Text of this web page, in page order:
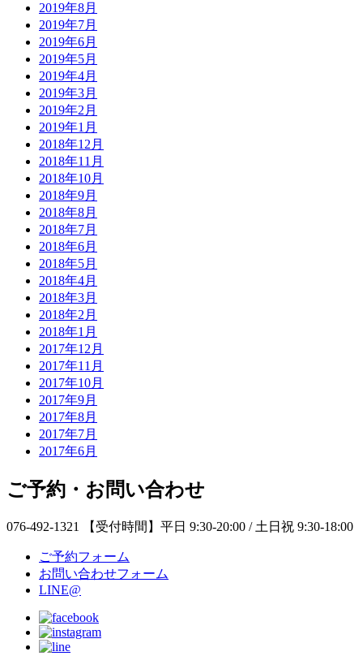
2019年8月
2019年7月
2019年6月
2019年5月
2019年4月
2019年3月
2019年2月
2019年1月
2018年12月
2018年11月
2018年10月
2018年9月
2018年8月
2018年7月
2018年6月
2018年5月
2018年4月
2018年3月
2018年2月
2018年1月
2017年12月
2017年11月
2017年10月
2017年9月
2017年8月
2017年7月
2017年6月
ご予約・お問い合わせ
076-492-1321 【受付時間】平日 9:30-20:00 / 土日祝 9:30-18:00
ご予約フォーム
お問い合わせフォーム
LINE@